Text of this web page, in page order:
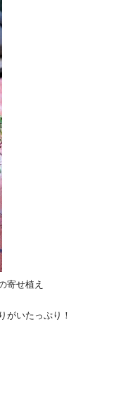
寄せ植え
がいたっぷり！